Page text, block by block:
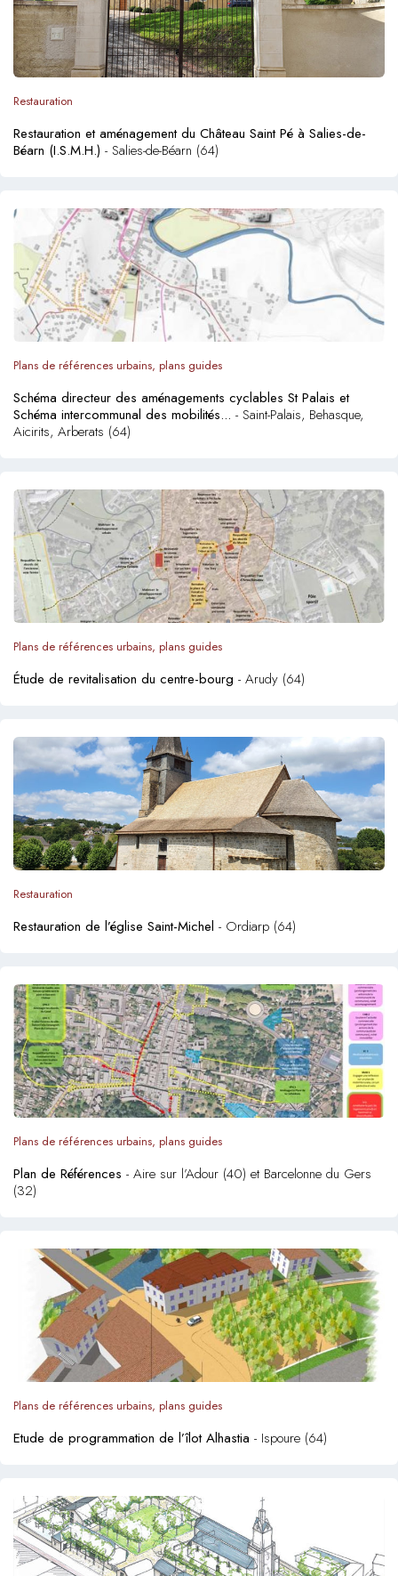
Restauration
Restauration et aménagement du Château Saint Pé à Salies-de-
Béarn (I.S.M.H.) - Salies-de-Béarn (64)
Plans de références urbains, plans guides
Schéma directeur des aménagements cyclables St Palais et
Schéma intercommunal des mobilités... - Saint-Palais, Behasque,
Aicirits, Arberats (64)
Plans de références urbains, plans guides
Étude de revitalisation du centre-bourg - Arudy (64)
Restauration
Restauration de l’église Saint-Michel - Ordiarp (64)
Plans de références urbains, plans guides
Plan de Références - Aire sur l’Adour (40) et Barcelonne du Gers
(32)
Plans de références urbains, plans guides
Etude de programmation de l’îlot Alhastia - Ispoure (64)